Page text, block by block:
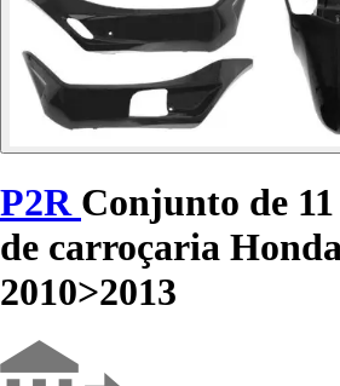
P2R Conjunto de 11
de carroçaria
2010>2013